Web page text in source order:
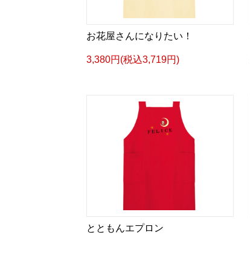
お花屋さんになりたい！
3,380円(税込3,719円)
とともんエプロン